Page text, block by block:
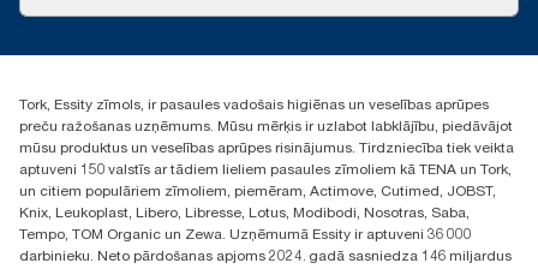
+371 29141799
Atrast izplatītāju
Ulbrokas street 19A
Riga, Latvija
LV-1028
Tork, Essity zīmols, ir pasaules vadošais higiēnas un veselības aprūpes
preču ražošanas uzņēmums. Mūsu mērķis ir uzlabot labklājību, piedāvājot
mūsu produktus un veselības aprūpes risinājumus. Tirdzniecība tiek veikta
aptuveni 150 valstīs ar tādiem lieliem pasaules zīmoliem kā TENA un Tork,
un citiem populāriem zīmoliem, piemēram, Actimove, Cutimed, JOBST,
Knix, Leukoplast, Libero, Libresse, Lotus, Modibodi, Nosotras, Saba,
Tempo, TOM Organic un Zewa. Uzņēmumā Essity ir aptuveni 36 000
darbinieku. Neto pārdošanas apjoms 2024. gadā sasniedza 146 miljardus